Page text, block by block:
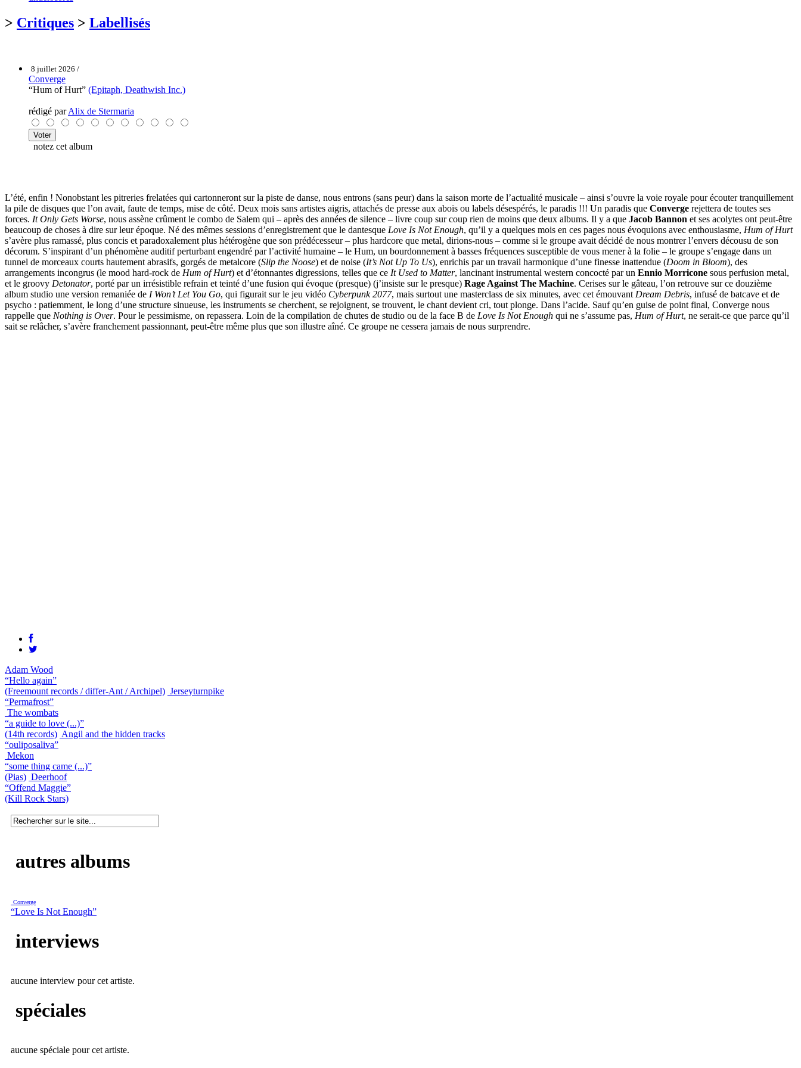
> Critiques > Labellisés
8 juillet 2026 /
Converge
“Hum of Hurt” (Epitaph, Deathwish Inc.)
rédigé parAlix de Stermaria
notez cet album
L’été, enfin ! Nonobstant les pitreries frelatées qui cartonneront sur la piste de danse, nous entrons (sans peur) dans la saison morte de l’actualité musicale – ainsi s’ouvre la voie royale pour écouter tranquillement
la pile de disques que l’on avait, faute de temps, mise de côté. Deux mois sans artistes aigris, attachés de presse aux abois ou labels désespérés, le paradis !!! Un paradis que Converge rejettera de toutes ses
forces. It Only Gets Worse, nous assène crûment le combo de Salem qui – après des années de silence – livre coup sur coup rien de moins que deux albums. Il y a que Jacob Bannon et ses acolytes ont peut-être
beaucoup de choses à dire sur leur époque. Né des mêmes sessions d’enregistrement que le dantesque Love Is Not Enough, qu’il y a quelques mois en ces pages nous évoquions avec enthousiasme, Hum of Hurt
s’avère plus ramassé, plus concis et paradoxalement plus hétérogène que son prédécesseur – plus hardcore que metal, dirions-nous – comme si le groupe avait décidé de nous montrer l’envers décousu de son
décorum. S’inspirant d’un phénomène auditif perturbant engendré par l’activité humaine – le Hum, un bourdonnement à basses fréquences susceptible de vous mener à la folie – le groupe s’engage dans un
tunnel de morceaux courts hautement abrasifs, gorgés de metalcore (Slip the Noose) et de noise (It’s Not Up To Us), enrichis par un travail harmonique d’une finesse inattendue (Doom in Bloom), des
arrangements incongrus (le mood hard-rock de Hum of Hurt) et d’étonnantes digressions, telles que ce It Used to Matter, lancinant instrumental western concocté par un Ennio Morricone sous perfusion metal,
et le groovy Detonator, porté par un irrésistible refrain et teinté d’une fusion qui évoque (presque) (j’insiste sur le presque) Rage Against The Machine. Cerises sur le gâteau, l’on retrouve sur ce douzième
album studio une version remaniée de I Won’t Let You Go, qui figurait sur le jeu vidéo Cyberpunk 2077, mais surtout une masterclass de six minutes, avec cet émouvant Dream Debris, infusé de batcave et de
psycho : patiemment, le long d’une structure sinueuse, les instruments se cherchent, se rejoignent, se trouvent, le chant devient cri, tout plonge. Dans l’acide. Sauf qu’en guise de point final, Converge nous
rappelle que Nothing is Over. Pour le pessimisme, on repassera. Loin de la compilation de chutes de studio ou de la face B de Love Is Not Enough qui ne s’assume pas, Hum of Hurt, ne serait-ce que parce qu’il
sait se relâcher, s’avère franchement passionnant, peut-être même plus que son illustre aîné. Ce groupe ne cessera jamais de nous surprendre.
Adam Wood
“Hello again”
(Freemount records / differ-Ant / Archipel) Jerseyturnpike
“Permafrost”
The wombats
“a guide to love (...)”
(14th records) Angil and the hidden tracks
“ouliposaliva”
Mekon
“some thing came (...)”
(Pias) Deerhoof
“Offend Maggie”
(Kill Rock Stars)
autres albums
Converge
“Love Is Not Enough”
interviews
aucune interview pour cet artiste.
spéciales
aucune spéciale pour cet artiste.